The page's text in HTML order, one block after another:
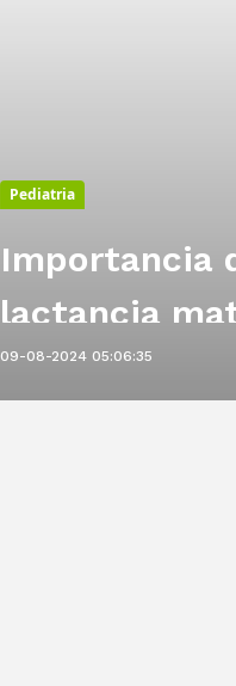
Pediatria
Importancia
lactancia
09-08-2024 05:06:35